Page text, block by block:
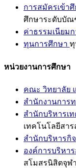
การสมัครเข้า
ศึกษาระดับบั
ค่าธรรมเนียม
ทุนการศึกษา ทุ
หน่วยงานการศึกษา
คณะ วิทยาลัย
สำนักงานการ
สำนักบริหารเ
เทคโนโลยีสา
สำนักบริหารกิ
องค์การบริหา
สโมสรนิสิตจุฬ